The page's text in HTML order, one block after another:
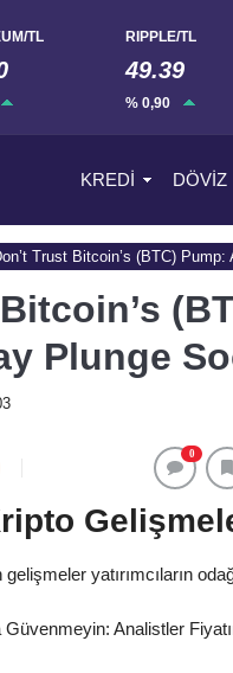
TL RIPPLE/TL
49.39
% 0,90
KREDİ DÖVİZ
Trust Bitcoin’s (BTC)
Plunge
0
yatırımcıların
Analistler